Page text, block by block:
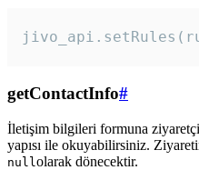
getContactInfo#
İletişim bilgileri formuna
yapısı ile okuyabilirsiniz.
null olarak dönecektir.